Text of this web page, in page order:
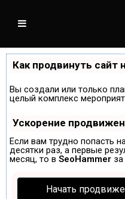
Как продвинуть сайт
Вы создали или только
целый комплекс
Ускорение
Если вам трудно попасть
десятки раз, а первые
месяц, то в SeoHammer
Начать